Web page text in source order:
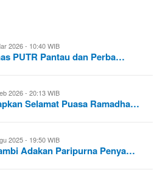
2026 - 10:40 WIB
PUTR Pantau dan Perba…
2026 - 20:13 WIB
Selamat Puasa Ramadha…
2025 - 19:50 WIB
Adakan Paripurna Penya…